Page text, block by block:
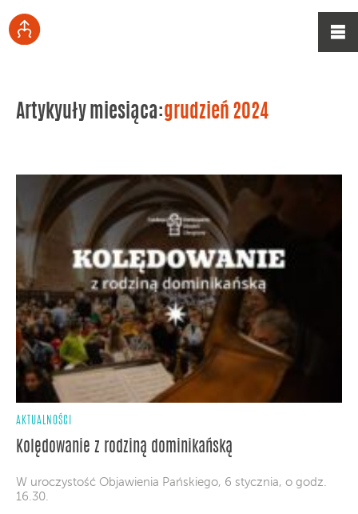
Artykyuły miesiąca:grudzień 2024
AKTUALNOŚCI
Kolędowanie z rodziną dominikańską
W uroczystość Objawienia Pańskiego, 6 stycznia, o godz.
16.30.